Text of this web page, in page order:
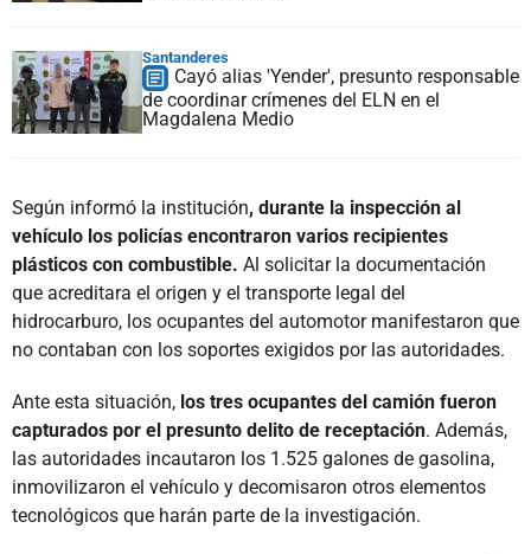
Santanderes
Cayó alias 'Yender', presunto responsable
de coordinar crímenes del ELN en el
Magdalena Medio
Según informó la institución, durante la inspección al
vehículo los policías encontraron varios recipientes
plásticos con combustible. Al solicitar la documentación
que acreditara el origen y el transporte legal del
hidrocarburo, los ocupantes del automotor manifestaron que
no contaban con los soportes exigidos por las autoridades.
Ante esta situación, los tres ocupantes del camión fueron
capturados por el presunto delito de receptación. Además,
las autoridades incautaron los 1.525 galones de gasolina,
inmovilizaron el vehículo y decomisaron otros elementos
tecnológicos que harán parte de la investigación.